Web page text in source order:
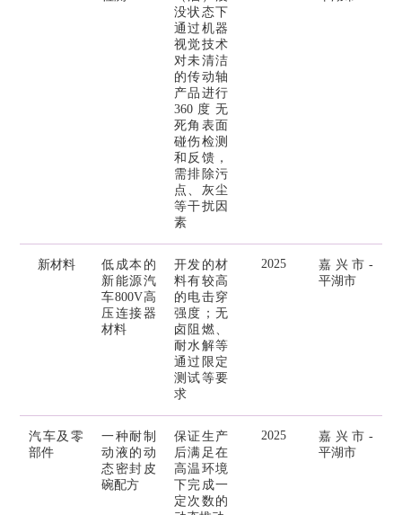
没状态下
通过机器
视觉技术
对未清洁
的传动轴
产品进行
360度无
死角表面
碰伤检测
和反馈，
需排除污
点、灰尘
等干扰因
素
新材料
低成本的
新能源汽
车800V高
压连接器
材料
开发的材
料有较高
的电击穿
强度；无
卤阻燃、
耐水解等
通过限定
测试等要
求
2025
嘉兴市-
平湖市
汽车及零
部件
一种耐制
动液的动
态密封皮
碗配方
保证生产
后满足在
高温环境
下完成一
定次数的
2025
嘉兴市-
平湖市